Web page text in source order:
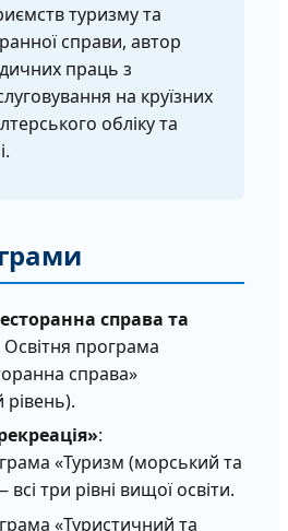
туризму та
справи, автор
праць з
на круїзних
обліку та
справа та
програма
справа»
рівень).
:
«Туризм (морський та
три рівні вищої освіти.
«Туристичний та